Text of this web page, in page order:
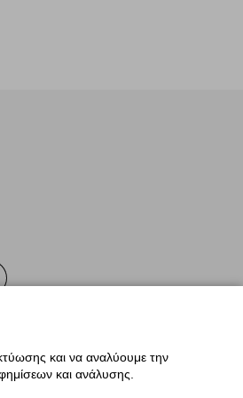
Δεδομένων
και να αναλύουμε την
και ανάλυσης.